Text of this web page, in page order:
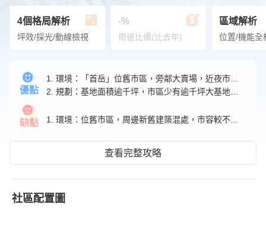
4個格局解析
坪效/採光/動線檢視
-%
周邊比價(比去年)
區域解析
位置/機能全
優點
缺點
查看完整攻略
社區配置圖